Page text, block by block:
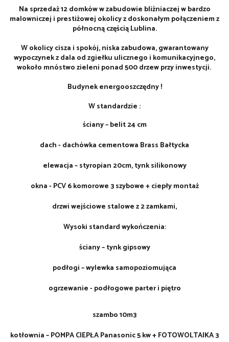
Na sprzedaż 12 domków w zabudowie bliźniaczej w bardzo
malowniczej i prestiżowej okolicy z doskonałym połączeniem z
północną częścią Lublina.
W okolicy cisza i spokój, niska zabudowa, gwarantowany
wypoczynek z dala od zgiełku ulicznego i komunikacyjnego,
wokoło mnóstwo zieleni ponad 500 drzew przy inwestycji.
Budynek energooszczędny !
W standardzie :
ściany – belit 24 cm
dach - dachówka cementowa Brass Bałtycka
elewacja – styropian 20cm, tynk silikonowy
okna - PCV 6 komorowe 3 szybowe + ciepły montaż
drzwi wejściowe stalowe z 2 zamkami,
Wysoki standard wykończenia:
ściany – tynk gipsowy
podłogi – wylewka samopoziomująca
ogrzewanie - podłogowe parter i piętro
szambo 10m3
kotłownia – POMPA CIEPŁA Panasonic 5 kw + FOTOWOLTAIKA 3